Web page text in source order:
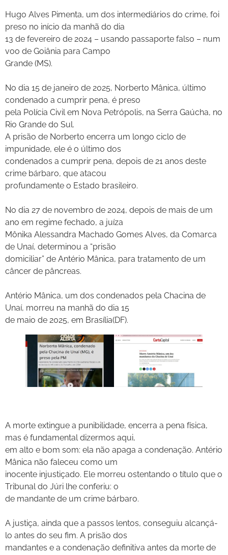
Hugo Alves Pimenta, um dos intermediários do crime, foi
preso no início da manhã do dia
13 de fevereiro de 2024 – usando passaporte falso – num
voo de Goiânia para Campo
Grande (MS).
No dia 15 de janeiro de 2025, Norberto Mânica, último
condenado a cumprir pena, é preso
pela Polícia Civil em Nova Petrópolis, na Serra Gaúcha, no
Rio Grande do Sul.
A prisão de Norberto encerra um longo ciclo de
impunidade, ele é o último dos
condenados a cumprir pena, depois de 21 anos deste
crime bárbaro, que atacou
profundamente o Estado brasileiro.
No dia 27 de novembro de 2024, depois de mais de um
ano em regime fechado, a juíza
Mônika Alessandra Machado Gomes Alves, da Comarca
de Unaí, determinou a “prisão
domiciliar” de Antério Mânica, para tratamento de um
câncer de pâncreas.
Antério Mânica, um dos condenados pela Chacina de
Unaí, morreu na manhã do dia 15
de maio de 2025, em Brasília(DF).
A morte extingue a punibilidade, encerra a pena física,
mas é fundamental dizermos aqui,
em alto e bom som: ela não apaga a condenação. Antério
Mânica não faleceu como um
inocente injustiçado. Ele morreu ostentando o título que o
Tribunal do Júri lhe conferiu: o
de mandante de um crime bárbaro.
A justiça, ainda que a passos lentos, conseguiu alcançá-
lo antes do seu fim. A prisão dos
mandantes e a condenação definitiva antes da morte de